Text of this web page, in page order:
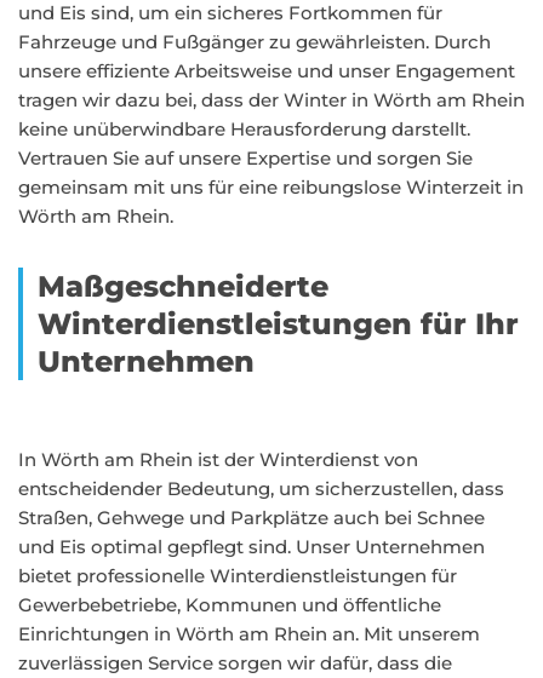
und Eis sind, um ein sicheres Fortkommen für
Fahrzeuge und Fußgänger zu gewährleisten. Durch
unsere effiziente Arbeitsweise und unser Engagement
tragen wir dazu bei, dass der Winter in Wörth am Rhein
keine unüberwindbare Herausforderung darstellt.
Vertrauen Sie auf unsere Expertise und sorgen Sie
gemeinsam mit uns für eine reibungslose Winterzeit in
Wörth am Rhein.
Maßgeschneiderte
Winterdienstleistungen für Ihr
Unternehmen
In Wörth am Rhein ist der Winterdienst von
entscheidender Bedeutung, um sicherzustellen, dass
Straßen, Gehwege und Parkplätze auch bei Schnee
und Eis optimal gepflegt sind. Unser Unternehmen
bietet professionelle Winterdienstleistungen für
Gewerbebetriebe, Kommunen und öffentliche
Einrichtungen in Wörth am Rhein an. Mit unserem
zuverlässigen Service sorgen wir dafür, dass die